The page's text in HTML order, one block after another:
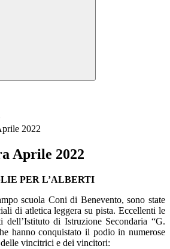
2022
Aprile 2022
PER L’ALBERTI
scuola Coni di Benevento, sono state
di atletica leggera su pista. Eccellenti le
dell’Istituto di Istruzione Secondaria “G.
hanno conquistato il podio in numerose
vincitrici e dei vincitori: